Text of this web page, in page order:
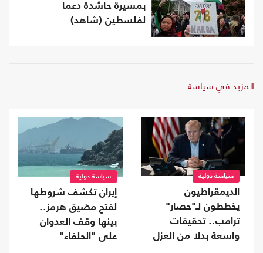
بمسيرة حاشدة دعما
لفلسطين (شاهد)
المزيد في سياسة
سياسة دولية
الديمقراطيون
يخططون لـ"حصار"
ترامب.. تحقيقات
واسعة بدلا من العزل
سياسة دولية
إيران تكشف شروطها
لفتح مضيق هرمز..
بينها وقف العدوان
على "الحلفاء"